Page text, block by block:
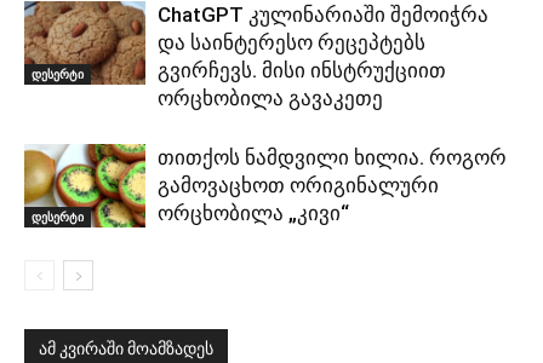
დესერტი
ChatGPT კულინარიაში შემოიჭრა
და საინტერესო რეცეპტებს
გვირჩევს. მისი ინსტრუქციით
ორცხობილა გავაკეთე
დესერტი
თითქოს ნამდვილი ხილია. როგორ
გამოვაცხოთ ორიგინალური
ორცხობილა „კივი“
ამ კვირაში მოამზადეს